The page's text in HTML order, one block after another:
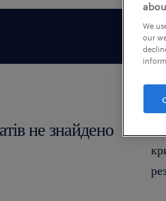
не знайдено
We
our